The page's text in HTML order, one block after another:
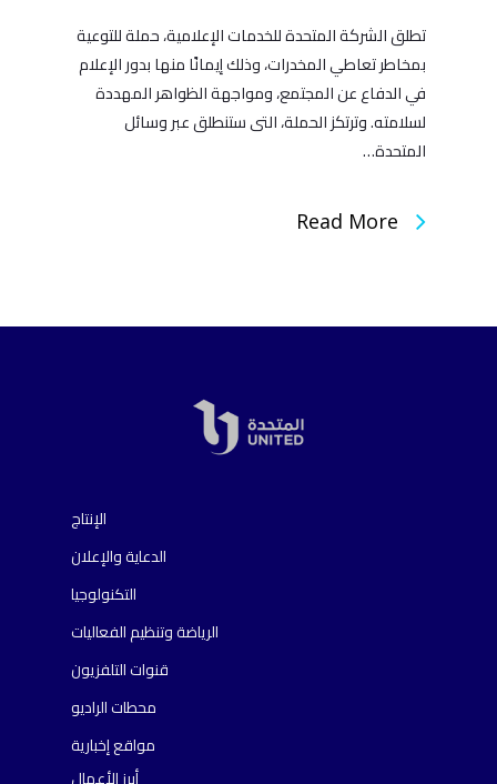
تطلق الشركة المتحدة للخدمات الإعلامية، حملة للتوعية
بمخاطر تعاطي المخدرات، وذلك إيمانًا منها بدور الإعلام
في الدفاع عن المجتمع، ومواجهة الظواهر المهددة
لسلامته. وترتكز الحملة، التى ستنطلق عبر وسائل
المتحدة…
Read More
الإنتاج
الدعاية والإعلان
التكنولوجيا
الرياضة وتنظيم الفعاليات
قنوات التلفزيون
محطات الراديو
مواقع إخبارية
أبرز الأعمال